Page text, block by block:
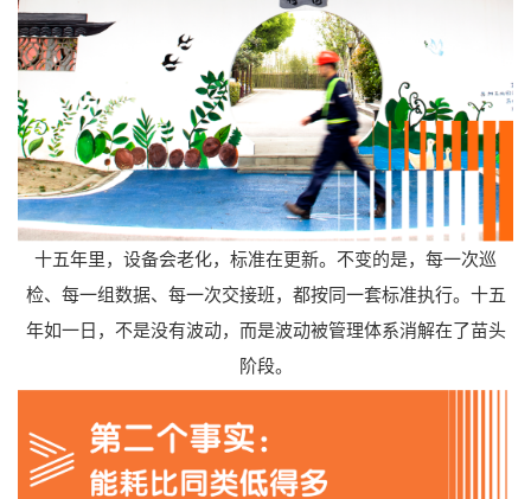
十五年里，设备会老化，标准在更新。不变的是，每一次巡
检、每一组数据、每一次交接班，都按同一套标准执行。十五
年如一日，不是没有波动，而是波动被管理体系消解在了苗头
阶段。